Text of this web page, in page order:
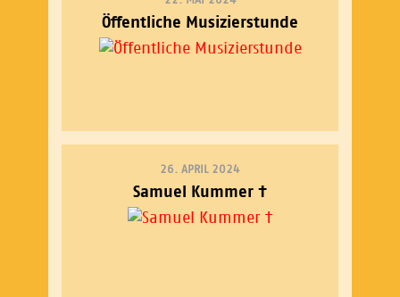
Öffentliche Musizierstunde
26. APRIL 2024
Samuel Kummer †